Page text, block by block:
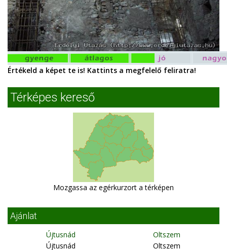
Értékeld a képet te is! Kattints a megfelelő feliratra!
Térképes kereső
Mozgassa az egérkurzort a térképen
Ajánlat
Újtusnád
Újtusnád
Oltszem
Oltszem